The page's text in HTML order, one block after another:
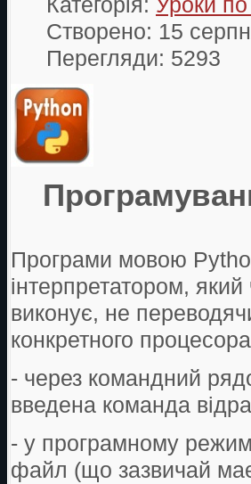
Створено: 15
Перегляди: 5293
Програми мовою
інтерпретатором, який
виконує, не
конкретного
- через командний
введена команда
- у програмному
файл (що зазвичай